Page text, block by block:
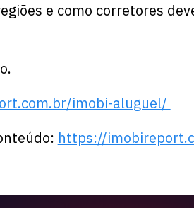
e como corretores
imobi-aluguel/
https://